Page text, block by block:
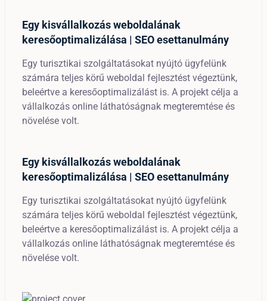
Egy kisvállalkozás weboldalának
keresőoptimalizálása | SEO esettanulmány
Egy turisztikai szolgáltatásokat nyújtó ügyfelünk
számára teljes körű weboldal fejlesztést végeztünk,
beleértve a keresőoptimalizálást is. A projekt célja a
vállalkozás online láthatóságnak megteremtése és
növelése volt.
Egy kisvállalkozás weboldalának
keresőoptimalizálása | SEO esettanulmány
Egy turisztikai szolgáltatásokat nyújtó ügyfelünk
számára teljes körű weboldal fejlesztést végeztünk,
beleértve a keresőoptimalizálást is. A projekt célja a
vállalkozás online láthatóságnak megteremtése és
növelése volt.